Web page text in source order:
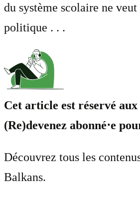
du système scolaire ne
politique . . .
Cet article est réservé aux
(Re)devenez abonné⋅e
Découvrez tous les
Balkans.